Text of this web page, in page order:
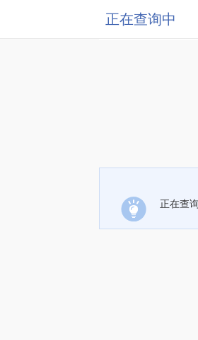
正在查询中
正在查